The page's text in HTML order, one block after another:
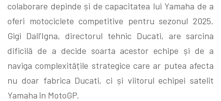
colaborare depinde și de capacitatea lui Yamaha de a
oferi motociclete competitive pentru sezonul 2025.
Gigi Dall’Igna, directorul tehnic Ducati, are sarcina
dificilă de a decide soarta acestor echipe și de a
naviga complexitățile strategice care ar putea afecta
nu doar fabrica Ducati, ci și viitorul echipei satelit
Yamaha în MotoGP.